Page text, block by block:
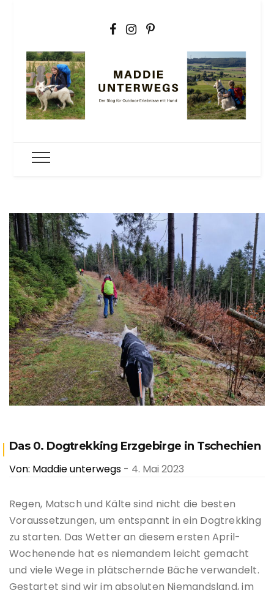
Das 0. Dogtrekking Erzgebirge in Tschechien
Von: Maddie unterwegs - 4. Mai 2023
Regen, Matsch und Kälte sind nicht die besten
Voraussetzungen, um entspannt in ein Dogtrekking
zu starten. Das Wetter an diesem ersten April-
Wochenende hat es niemandem leicht gemacht
und viele Wege in plätschernde Bäche verwandelt.
Gestartet sind wir im absoluten Niemandsland, im